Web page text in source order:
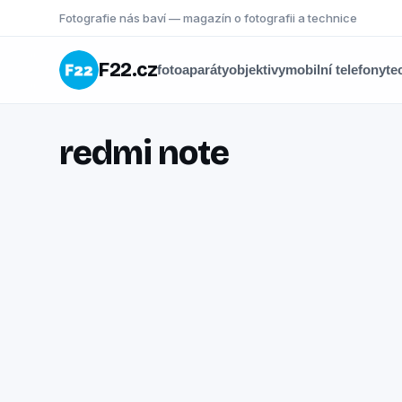
Fotografie nás baví — magazín o fotografii a technice
F22.czfotoaparátyobjektivymobilní telefony
redmi note